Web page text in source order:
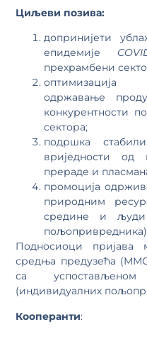
Циљеви позива:
допринијети
епидемије
прехрамбени
оптимизација
одржавање
конкурентности
сектора;
подршка
вриједности
прераде и
промоција
природним
средине и људи
Подносиоци
средња предузећа
са
(индивидуалних
Кооперанти: